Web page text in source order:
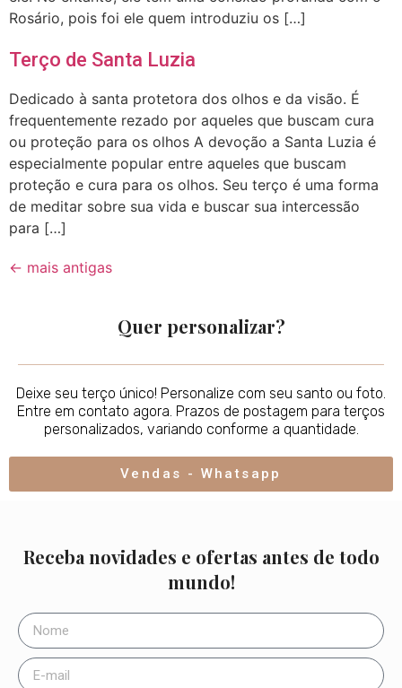
Rosário, pois foi ele quem introduziu os […]
Terço de Santa Luzia
Dedicado à santa protetora dos olhos e da visão. É
frequentemente rezado por aqueles que buscam cura
ou proteção para os olhos A devoção a Santa Luzia é
especialmente popular entre aqueles que buscam
proteção e cura para os olhos. Seu terço é uma forma
de meditar sobre sua vida e buscar sua intercessão
para […]
← mais antigas
Quer personalizar?
Deixe seu terço único! Personalize com seu santo ou foto.
Entre em contato agora. Prazos de postagem para terços
personalizados, variando conforme a quantidade.
Vendas - Whatsapp
Receba novidades e ofertas antes de todo
mundo!